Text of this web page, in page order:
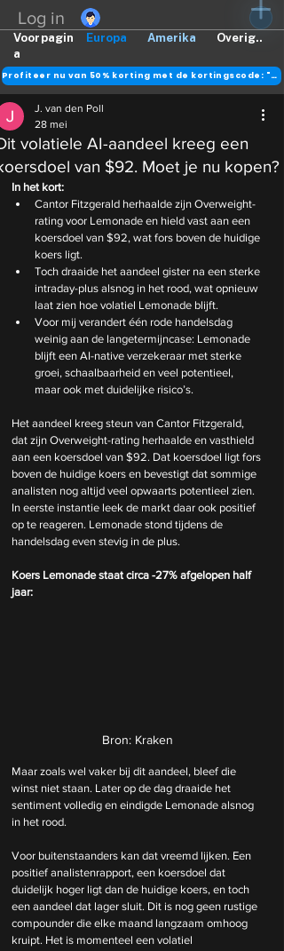
Log in
Europa Amerika Overig..
Voorpagin
a
Profiteer nu van 50% korting met de kortingscode: "DANK"
volatiele AI-aandeel kreeg een
van $92. Moet je nu kopen?
J. van den Poll
28 mei
In het kort:
Cantor Fitzgerald herhaalde zijn Overweight-
rating voor Lemonade en hield vast aan een
koersdoel van $92, wat fors boven de huidige
koers ligt.
Toch draaide het aandeel gister na een sterke
intraday-plus alsnog in het rood, wat opnieuw
laat zien hoe volatiel Lemonade blijft.
Voor mij verandert één rode handelsdag
weinig aan de langetermijncase: Lemonade
blijft een AI-native verzekeraar met sterke
groei, schaalbaarheid en veel potentieel,
maar ook met duidelijke risico’s.
Het aandeel kreeg steun van Cantor Fitzgerald,
dat zijn Overweight-rating herhaalde en vasthield
aan een koersdoel van $92. Dat koersdoel ligt fors
boven de huidige koers en bevestigt dat sommige
analisten nog altijd veel opwaarts potentieel zien.
In eerste instantie leek de markt daar ook positief
op te reageren. Lemonade stond tijdens de
handelsdag even stevig in de plus.
Koers Lemonade staat circa -27% afgelopen half
jaar:
Bron: Kraken
Maar zoals wel vaker bij dit aandeel, bleef die
winst niet staan. Later op de dag draaide het
sentiment volledig en eindigde Lemonade alsnog
in het rood.
Voor buitenstaanders kan dat vreemd lijken. Een
positief analistenrapport, een koersdoel dat
duidelijk hoger ligt dan de huidige koers, en toch
een aandeel dat lager sluit. Dit is nog geen rustige
compounder die elke maand langzaam omhoog
kruipt. Het is momenteel een volatiel